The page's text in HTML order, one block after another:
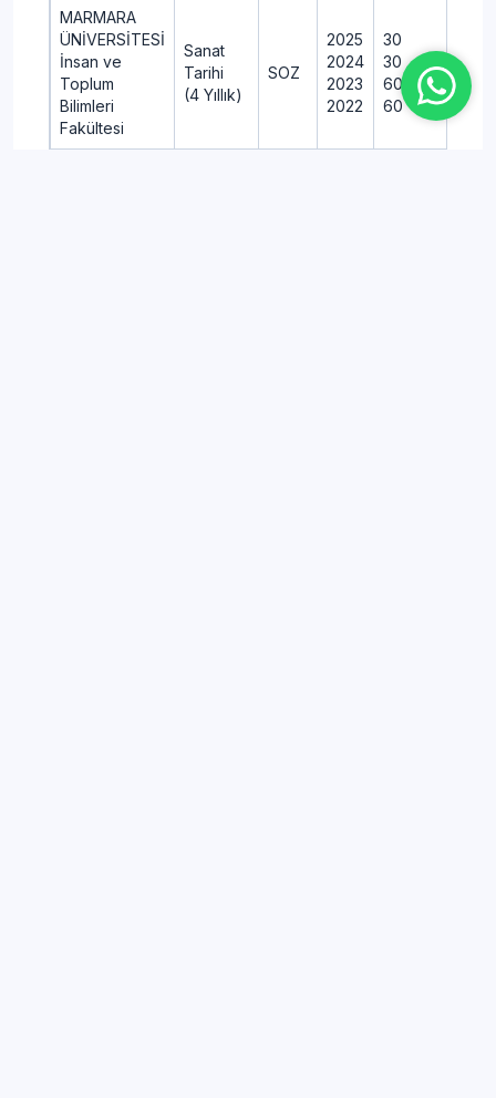
MARMARA
ÜNİVERSİTESİ
İnsan ve
Toplum
Bilimleri
Fakültesi
Sanat
Tarihi
(4 Yıllık)
SOZ
2025
2024
2023
2022
30
30
60
60